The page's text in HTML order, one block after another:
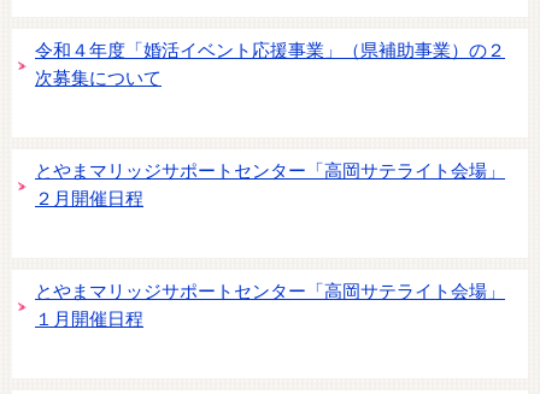
令和４年度「婚活イベント応援事業」（県補助事業）の２
次募集について
とやまマリッジサポートセンター「高岡サテライト会場」
２月開催日程
とやまマリッジサポートセンター「高岡サテライト会場」
１月開催日程